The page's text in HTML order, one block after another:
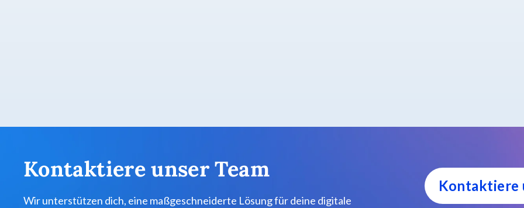
Kontaktiere unser Team
Wir unterstützen dich, eine maßgeschneiderte Lösung für deine digitale
Kontaktiere